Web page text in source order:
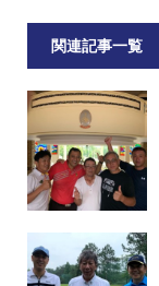
関連記事一覧